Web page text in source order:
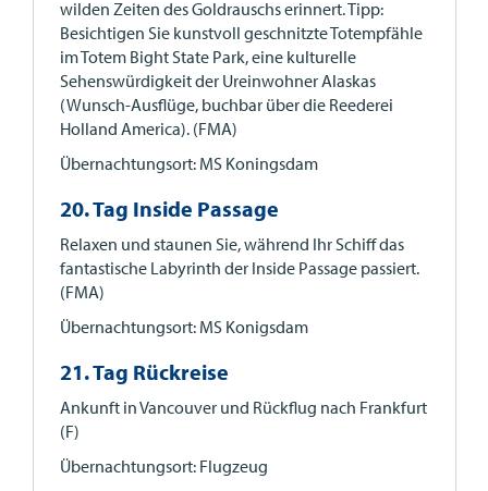
wilden Zeiten des Goldrauschs erinnert. Tipp:
Besichtigen Sie kunstvoll geschnitzte Totempfähle
im Totem Bight State Park, eine kulturelle
Sehenswürdigkeit der Ureinwohner Alaskas
(Wunsch-Ausflüge, buchbar über die Reederei
Holland America). (FMA)
Übernachtungsort: MS Koningsdam
20. Tag Inside Passage
Relaxen und staunen Sie, während Ihr Schiff das
fantastische Labyrinth der Inside Passage passiert.
(FMA)
Übernachtungsort: MS Konigsdam
21. Tag Rückreise
Ankunft in Vancouver und Rückflug nach Frankfurt
(F)
Übernachtungsort: Flugzeug